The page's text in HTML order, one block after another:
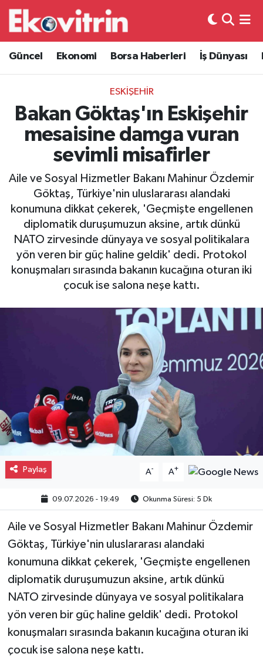
Güncel Ekonomi Borsa Haberleri İş Dünyası
ESKİŞEHİR
Bakan Göktaş'ın Eskişehir
mesaisine damga vuran
sevimli misafirler
Aile ve Sosyal Hizmetler Bakanı Mahinur Özdemir
Göktaş, Türkiye'nin uluslararası alandaki
konumuna dikkat çekerek, 'Geçmişte engellenen
diplomatik duruşumuzun aksine, artık dünkü
NATO zirvesinde dünyaya ve sosyal politikalara
yön veren bir güç haline geldik' dedi. Protokol
konuşmaları sırasında bakanın kucağına oturan iki
çocuk ise salona neşe kattı.
Paylaş A- A+
09.07.2026 - 19:49 Okunma Süresi: 5 Dk
Aile ve Sosyal Hizmetler Bakanı Mahinur Özdemir
Göktaş, Türkiye'nin uluslararası alandaki
konumuna dikkat çekerek, 'Geçmişte engellenen
diplomatik duruşumuzun aksine, artık dünkü
NATO zirvesinde dünyaya ve sosyal politikalara
yön veren bir güç haline geldik' dedi. Protokol
konuşmaları sırasında bakanın kucağına oturan iki
çocuk ise salona neşe kattı.
Güncel
Ekonomi
Borsa Haberleri
İş Dünyası
Lojistik
Otovitrin
Asayiş
Magazin
Gayrimenkul
Hava Durumu
Trafik Durumu
Süper Lig Puan Durumu ve Fikstür
Tüm Manşetler
Son Dakika Haberleri
Haber Arşivi